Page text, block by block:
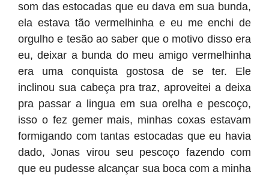
som das estocadas que eu dava em sua bunda,
ela estava tão vermelhinha e eu me enchi de
orgulho e tesão ao saber que o motivo disso era
eu, deixar a bunda do meu amigo vermelhinha
era uma conquista gostosa de se ter. Ele
inclinou sua cabeça pra traz, aproveitei a deixa
pra passar a lingua em sua orelha e pescoço,
isso o fez gemer mais, minhas coxas estavam
formigando com tantas estocadas que eu havia
dado, Jonas virou seu pescoço fazendo com
que eu pudesse alcançar sua boca com a minha